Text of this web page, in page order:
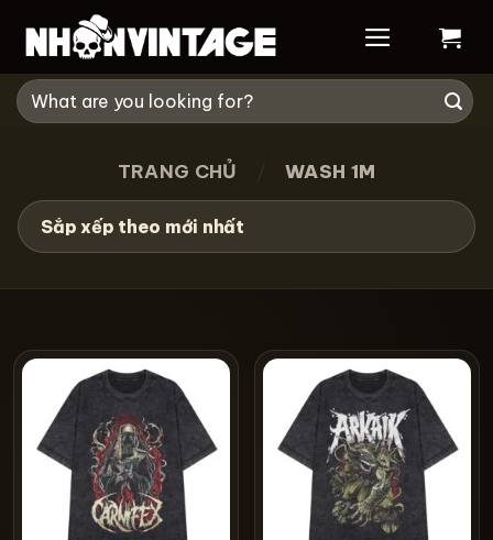
Tìm
kiếm:
TRANG CHỦ WASH 1M